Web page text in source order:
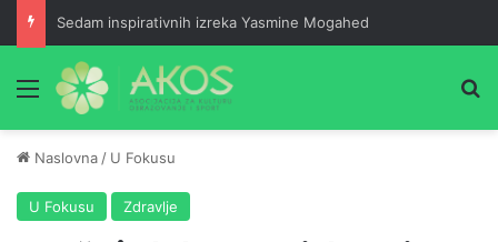
Sedam inspirativnih izreka Yasmine Mogahed
Meni
Naslovna / U Fokusu
U Fokusu Zdravlje